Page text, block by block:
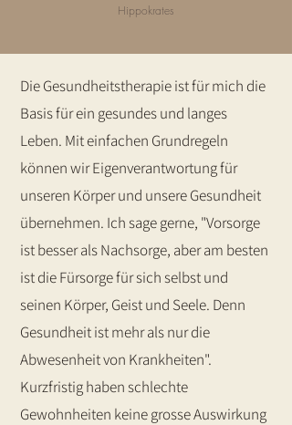
Hippokrates
Die Gesundheitstherapie ist für mich die
Basis für ein gesundes und langes
Leben. Mit einfachen Grundregeln
können wir Eigenverantwortung für
unseren Körper und unsere Gesundheit
übernehmen. Ich sage gerne, "Vorsorge
ist besser als Nachsorge, aber am besten
ist die Fürsorge für sich selbst und
seinen Körper, Geist und Seele. Denn
Gesundheit ist mehr als nur die
Abwesenheit von Krankheiten".
Kurzfristig haben schlechte
Gewohnheiten keine grosse Auswirkung